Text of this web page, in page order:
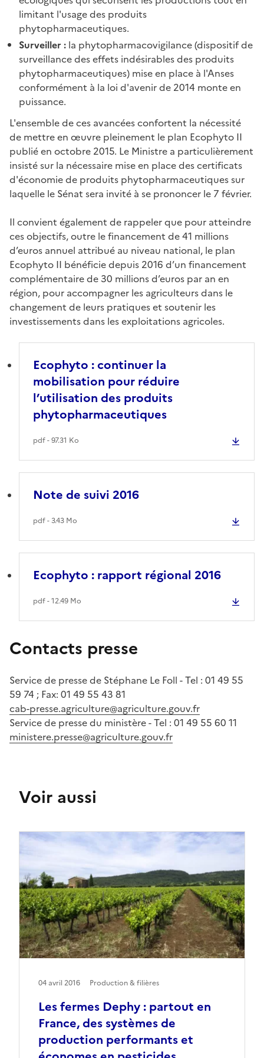
limitant l'usage des produits
phytopharmaceutiques.
Surveiller : la phytopharmacovigilance (dispositif de
surveillance des effets indésirables des produits
phytopharmaceutiques) mise en place à l'Anses
conformément à la loi d'avenir de 2014 monte en
puissance.
L'ensemble de ces avancées confortent la nécessité
de mettre en œuvre pleinement le plan Ecophyto II
publié en octobre 2015. Le Ministre a particulièrement
insisté sur la nécessaire mise en place des certificats
d'économie de produits phytopharmaceutiques sur
laquelle le Sénat sera invité à se prononcer le 7 février.
Il convient également de rappeler que pour atteindre
ces objectifs, outre le financement de 41 millions
d’euros annuel attribué au niveau national, le plan
Ecophyto II bénéficie depuis 2016 d’un financement
complémentaire de 30 millions d’euros par an en
région, pour accompagner les agriculteurs dans le
changement de leurs pratiques et soutenir les
investissements dans les exploitations agricoles.
Ecophyto : continuer la
mobilisation pour réduire
l’utilisation des produits
phytopharmaceutiques
pdf - 97.31 Ko
Note de suivi 2016
pdf - 3.43 Mo
Ecophyto : rapport régional 2016
pdf - 12.49 Mo
Contacts presse
Service de presse de Stéphane Le Foll - Tel : 01 49 55
59 74 ; Fax: 01 49 55 43 81
cab-presse.agriculture@agriculture.gouv.fr
Service de presse du ministère - Tel : 01 49 55 60 11
ministere.presse@agriculture.gouv.fr
Voir aussi
Les fermes Dephy : partout en
France, des systèmes de
production performants et
04 avril 2016 Production & filières